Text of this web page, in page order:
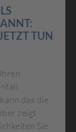
TUN
das die
zeigt
Sie